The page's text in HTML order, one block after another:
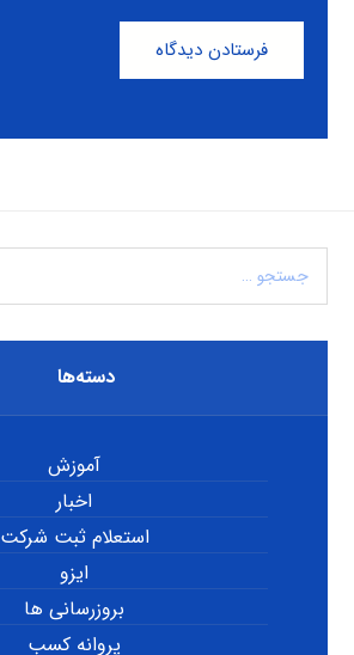
فرستادن دیدگاه
دسته‌ها
آموزش
اخبار
استعلام ثبت شرکت
ایزو
بروزرسانی ها
پروانه کسب